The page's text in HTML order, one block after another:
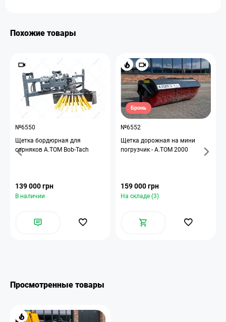
Похожие товары
№6550
Щетка бордюрная для
сорняков А.ТОМ Bob-Tach
139 000 грн
В наличии
Бронь
№6552
Щетка дорожная на мини
погрузчик - A.TOM 2000
159 000 грн
На складе (3)
Просмотренные товары